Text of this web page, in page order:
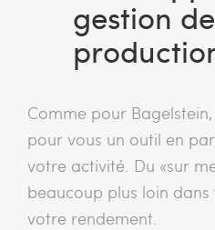
gestion
Comme pour
pour vous un outil en
votre activité. Du «sur
beaucoup plus loin
votre rendement.